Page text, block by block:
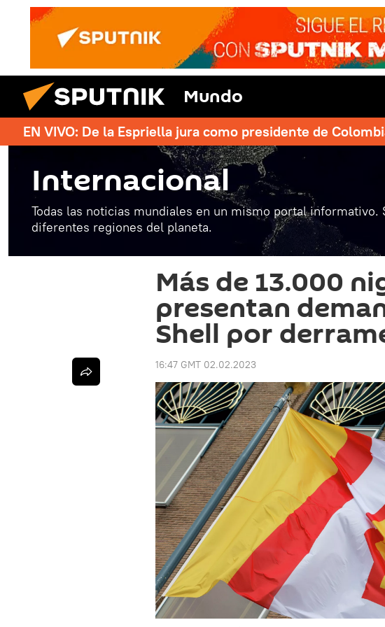
Mundo
EN VIVO: De la Espriella jura como presidente de
Internacional
Todas las noticias mundiales en un mismo portal informativo.
diferentes regiones del planeta.
Más de 13.000
presentan
Shell por
16:47 GMT 02.02.2023